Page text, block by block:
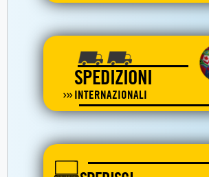
SPEDIZIONI
INTERNAZIONALI